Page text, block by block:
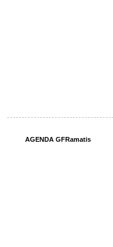
AGENDA GFRamatis